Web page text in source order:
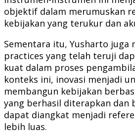
objektif dalam merumuskan
kebijakan yang terukur dan
Sementara itu, Yusharto juga
practices yang telah teruji
kuat dalam proses
konteks ini, inovasi menjadi
membangun kebijakan
yang berhasil diterapkan dan
dapat diangkat menjadi
lebih luas.